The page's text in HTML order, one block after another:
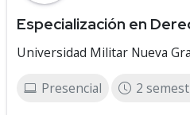
Especialización en
Universidad Militar Nueva
Presencial 2